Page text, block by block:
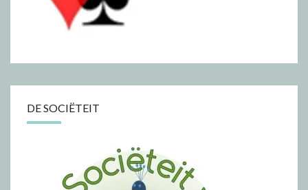
DE SOCIËTEIT